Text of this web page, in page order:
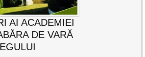
AI ACADEMIEI
DE VARĂ